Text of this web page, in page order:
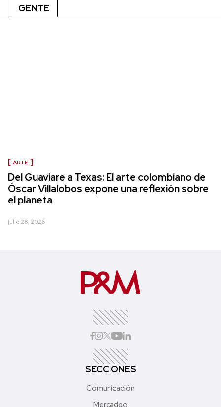
GENTE
ARTE
Del Guaviare a Texas: El arte colombiano de
Óscar Villalobos expone una reflexión sobre
el planeta
julio 28, 2026
SECCIONES
Comunicación
Mercadeo